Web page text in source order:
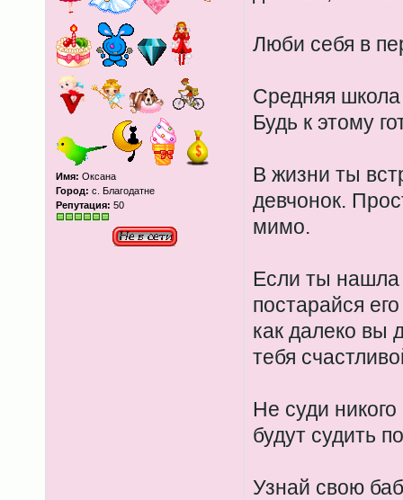
Имя: Оксана
Город: с. Благодатне
Репутация: 50
Люби себя в
Средняя
Будь к этому
В жизни ты
девчонок.
мимо.
Если ты нашла
постарайся
как далеко вы
тебя
Не суди
будут судить
Узнай свою